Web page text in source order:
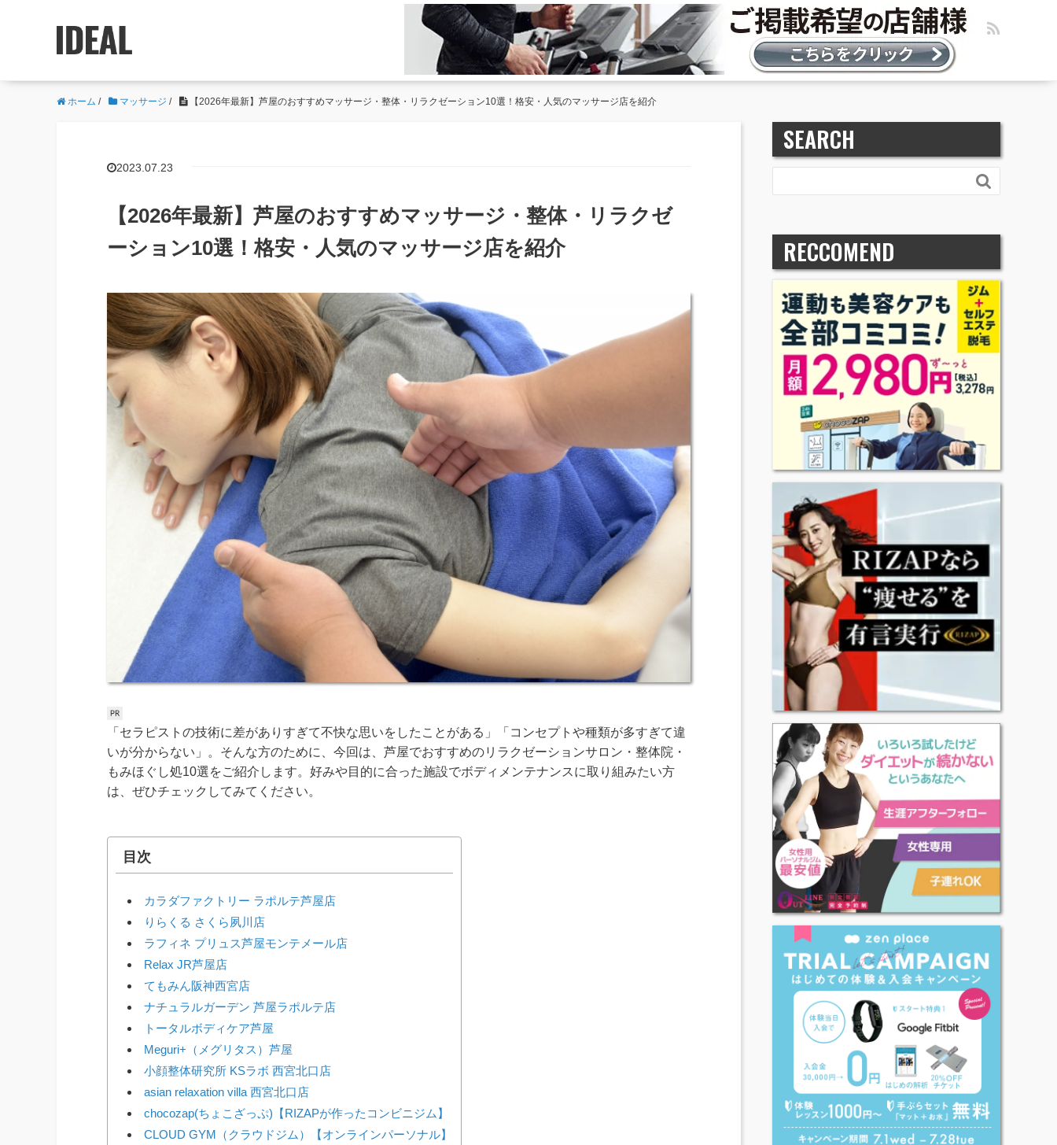
ホーム / マッサージ / 【2026年最新】芦屋のおすすめマッサージ・整体・リラクゼーション10選！格安・人気のマッサージ店を紹介
2023.07.23
【2026年最新】芦屋のおすすめマッサージ・整体・リラクゼ
ーション10選！格安・人気のマッサージ店を紹介
「セラピストの技術に差がありすぎて不快な思いをしたことがある」「コンセプトや種類が多すぎて違
いが分からない」。そんな方のために、今回は、芦屋でおすすめのリラクゼーションサロン・整体院・
もみほぐし処10選をご紹介します。好みや目的に合った施設でボディメンテナンスに取り組みたい方
は、ぜひチェックしてみてください。
目次
カラダファクトリー ラポルテ芦屋店
りらくる さくら夙川店
ラフィネ プリュス芦屋モンテメール店
Relax JR芦屋店
てもみん阪神西宮店
ナチュラルガーデン 芦屋ラポルテ店
トータルボディケア芦屋
Meguri+（メグリタス）芦屋
小顔整体研究所 KSラボ 西宮北口店
asian relaxation villa 西宮北口店
chocozap(ちょこざっぷ)【RIZAPが作ったコンビニジム】
CLOUD GYM（クラウドジム）【オンラインパーソナル】
SEARCH

RECCOMEND